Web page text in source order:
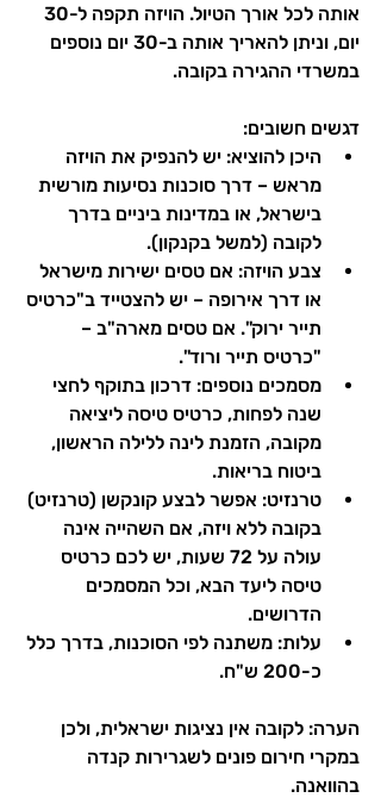
יום, וניתן להאריך אותה ב-30 יום נוספים
במשרדי ההגירה בקובה.
דגשים חשובים:
היכן להוציא: יש להנפיק את הויזה
מראש – דרך סוכנות נסיעות מורשית
בישראל, או במדינות ביניים בדרך
לקובה (למשל בקנקון).
צבע הויזה: אם טסים ישירות מישראל
או דרך אירופה – יש להצטייד ב"כרטיס
תייר ירוק". אם טסים מארה"ב –
"כרטיס תייר ורוד".
מסמכים נוספים: דרכון בתוקף לחצי
שנה לפחות, כרטיס טיסה ליציאה
מקובה, הזמנת לינה ללילה הראשון,
ביטוח בריאות.
טרנזיט: אפשר לבצע קונקשן (טרנזיט)
בקובה ללא ויזה, אם השהייה אינה
עולה על 72 שעות, יש לכם כרטיס
טיסה ליעד הבא, וכל המסמכים
הדרושים.
עלות: משתנה לפי הסוכנות, בדרך כלל
כ-200 ש"ח.
הערה: לקובה אין נציגות ישראלית, ולכן
במקרי חירום פונים לשגרירות קנדה
בהוואנה.